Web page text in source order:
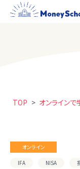
TOP > オンラインで
オンライン
IFA NISA